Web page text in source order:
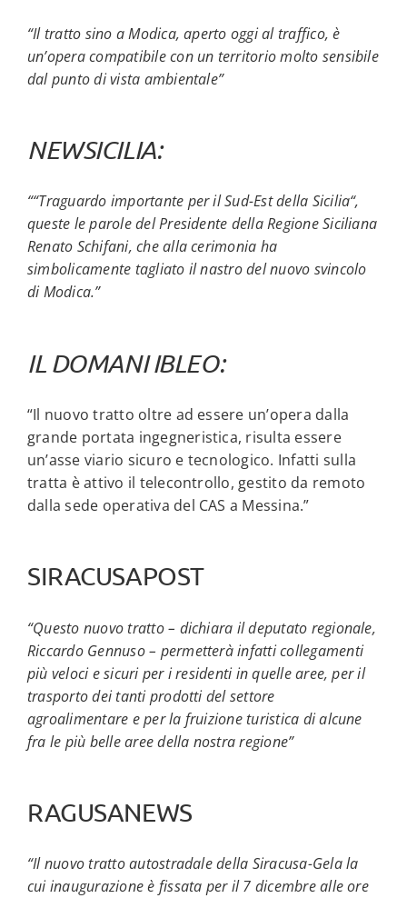
“Il tratto sino a Modica, aperto oggi al traffico, è
un’opera compatibile con un territorio molto sensibile
dal punto di vista ambientale”
NEWSICILIA:
““Traguardo importante per il Sud-Est della Sicilia“,
queste le parole del Presidente della Regione Siciliana
Renato Schifani, che alla cerimonia ha
simbolicamente tagliato il nastro del nuovo svincolo
di Modica.”
IL DOMANI IBLEO:
“Il nuovo tratto oltre ad essere un’opera dalla
grande portata ingegneristica, risulta essere
un’asse viario sicuro e tecnologico. Infatti sulla
tratta è attivo il telecontrollo, gestito da remoto
dalla sede operativa del CAS a Messina.”
SIRACUSAPOST
“Questo nuovo tratto – dichiara il deputato regionale,
Riccardo Gennuso – permetterà infatti collegamenti
più veloci e sicuri per i residenti in quelle aree, per il
trasporto dei tanti prodotti del settore
agroalimentare e per la fruizione turistica di alcune
fra le più belle aree della nostra regione”
RAGUSANEWS
“Il nuovo tratto autostradale della Siracusa-Gela la
cui inaugurazione è fissata per il 7 dicembre alle ore